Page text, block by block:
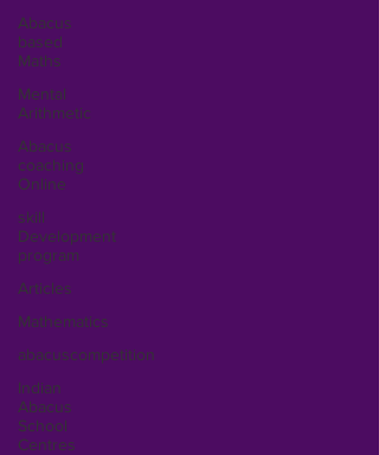
Abacus
based
Maths
Mental
Arithmetic
Abacus
coaching
Online
skill
Development
program
Articles
Mathematics
abacuscompetition
Indian
Abacus
School
Centres